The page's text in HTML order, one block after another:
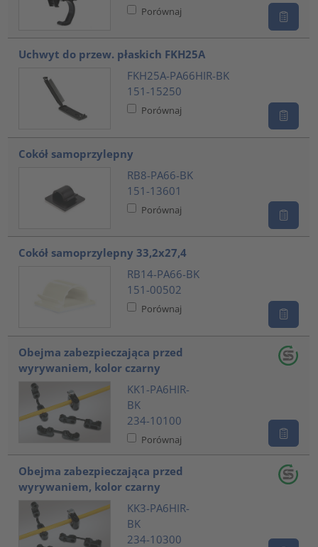
Porównaj
Uchwyt do przew. płaskich FKH25A
FKH25A-PA66HIR-BK
151-15250
Porównaj
Cokół samoprzylepny
RB8-PA66-BK
151-13601
Porównaj
Cokół samoprzylepny 33,2x27,4
RB14-PA66-BK
151-00502
Porównaj
Obejma zabezpieczająca przed
wyrywaniem, kolor czarny
KK1-PA6HIR-
BK
234-10100
Porównaj
Obejma zabezpieczająca przed
wyrywaniem, kolor czarny
KK3-PA6HIR-
BK
234-10300